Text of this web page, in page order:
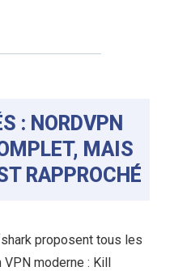
: NORDVPN
MAIS
RAPPROCHÉ
proposent tous les
moderne : Kill